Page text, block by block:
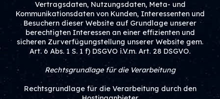
Vertragsdaten, Nutzungsdaten, Meta- und
Kommunikationsdaten von Kunden, Interessenten und
Besuchern dieser Website auf Grundlage unserer
berechtigten Interessen an einer effizienten und
sicheren Zurverfügungstellung unserer Website gem.
Art. 6 Abs. 1 S. 1 f) DSGVO i.V.m. Art. 28 DSGVO.
Rechtsgrundlage für die Verarbeitung
Rechtsgrundlage für die Verarbeitung durch den